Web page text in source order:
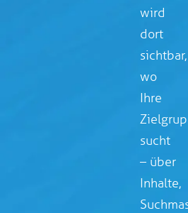
wird
dort
sichtbar,
wo
Ihre
sucht
– über
Inhalte,